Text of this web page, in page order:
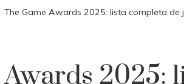
The Game Awards 2025: lista completa de
2025: